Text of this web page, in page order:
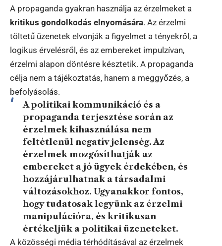
A propaganda gyakran használja az érzelmeket a
kritikus gondolkodás elnyomására. Az érzelmi
töltetű üzenetek elvonják a figyelmet a tényekről, a
logikus érvelésről, és az embereket impulzívan,
érzelmi alapon döntésre késztetik. A propaganda
célja nem a tájékoztatás, hanem a meggyőzés, a
befolyásolás.
A politikai kommunikáció és a
propaganda terjesztése során az
érzelmek kihasználása nem
feltétlenül negatív jelenség. Az
érzelmek mozgósíthatják az
embereket a jó ügyek érdekében, és
hozzájárulhatnak a társadalmi
változásokhoz. Ugyanakkor fontos,
hogy tudatosak legyünk az érzelmi
manipulációra, és kritikusan
értékeljük a politikai üzeneteket.
A közösségi média térhódításával az érzelmek